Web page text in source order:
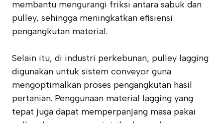
membantu mengurangi friksi antara sabuk dan
pulley, sehingga meningkatkan efisiensi
pengangkutan material.
Selain itu, di industri perkebunan, pulley lagging
digunakan untuk sistem conveyor guna
mengoptimalkan proses pengangkutan hasil
pertanian. Penggunaan material lagging yang
tepat juga dapat memperpanjang masa pakai